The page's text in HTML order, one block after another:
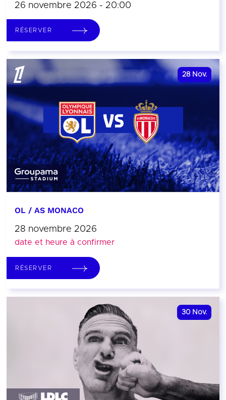
26 novembre 2026 - 20:00
RÉSERVER
28 Nov.
OL / AS MONACO
28 novembre 2026
date et heure à confirmer
RÉSERVER
30 Nov.